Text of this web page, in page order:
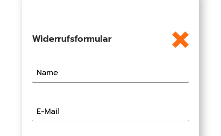
Widerrufsformular